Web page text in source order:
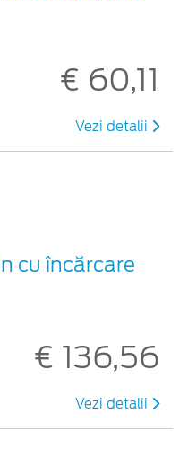
€ 60,11
Vezi detalii
cu încărcare
€ 136,56
Vezi detalii